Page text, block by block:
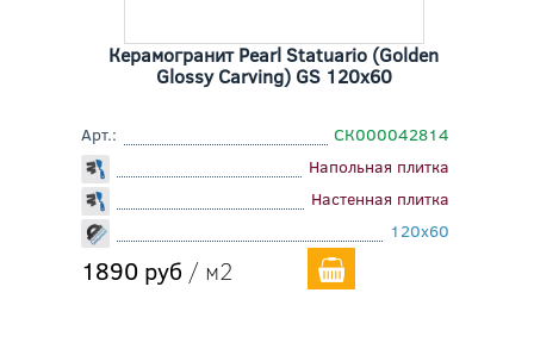
Керамогранит Pearl Statuario (Golden
Glossy Carving) GS 120x60
Арт.:
СК000042814
Напольная плитка
Настенная плитка
120x60
1890 руб / м2